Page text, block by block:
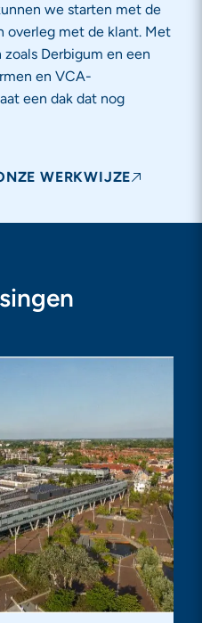
we starten met de
overleg met de klant. Met
Derbigum en een
en VCA-
een dak dat nog
WERKWIJZE